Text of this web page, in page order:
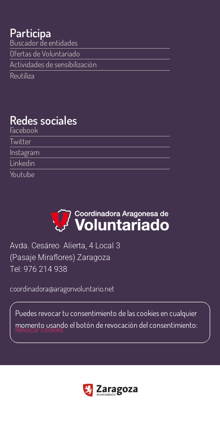
Participa
Buscador de entidades
Ofertas de Voluntariado
Actividades de sensibilización
Reutiliza
Redes sociales
Facebook
Twitter
Instagram
Linkedin
Youtube
Avda. Cesáreo Alierta, 4 Local 3
(Pasaje Miraflores) Zaragoza
Tel: 976 214 938
coordinadora@aragonvoluntario.net
Puedes revocar tu consentimiento de las cookies en cualquier
momento usando el botón de revocación del consentimiento:
Revocar cookies